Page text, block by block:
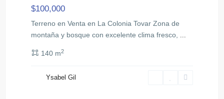
$100,000
Terreno en Venta en La Colonia Tovar Zona de
montaña y bosque con excelente clima fresco, ...
140 m2
Ysabel Gil